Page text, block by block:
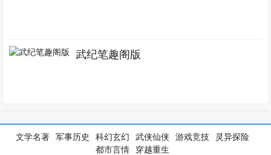
武纪笔趣阁版
文学名著 军事历史 科幻玄幻 武侠仙侠 游戏竞技
灵异探险
都市言情
穿越重生